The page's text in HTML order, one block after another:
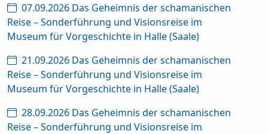
07.09.2026 Das Geheimnis der schamanischen
Reise – Sonderführung und Visionsreise im
Museum für Vorgeschichte in Halle (Saale)
21.09.2026 Das Geheimnis der schamanischen
Reise – Sonderführung und Visionsreise im
Museum für Vorgeschichte in Halle (Saale)
28.09.2026 Das Geheimnis der schamanischen
Reise – Sonderführung und Visionsreise im